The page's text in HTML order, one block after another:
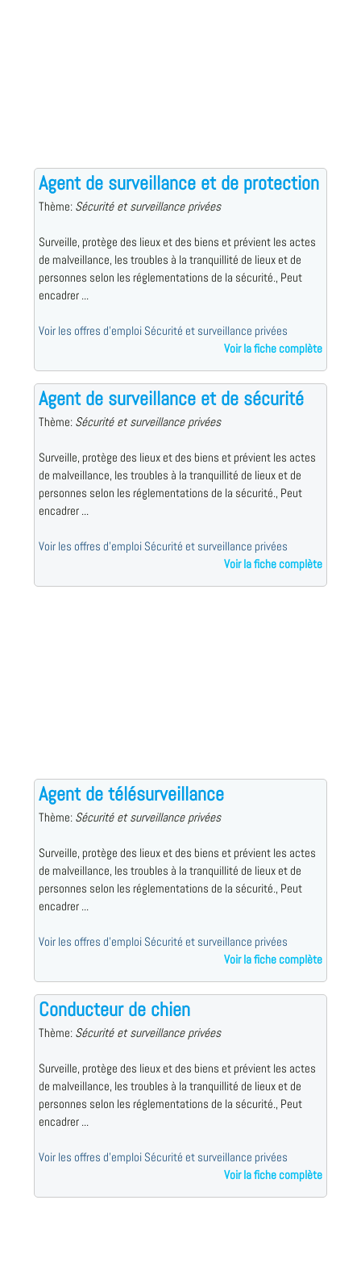
Agent de surveillance et de protection
Thème: Sécurité et surveillance privées
Surveille, protège des lieux et des biens et prévient les actes
de malveillance, les troubles à la tranquillité de lieux et de
personnes selon les réglementations de la sécurité., Peut
encadrer ...
Voir les offres d'emploi Sécurité et surveillance privées
Voir la fiche complète
Agent de surveillance et de sécurité
Thème: Sécurité et surveillance privées
Surveille, protège des lieux et des biens et prévient les actes
de malveillance, les troubles à la tranquillité de lieux et de
personnes selon les réglementations de la sécurité., Peut
encadrer ...
Voir les offres d'emploi Sécurité et surveillance privées
Voir la fiche complète
Agent de télésurveillance
Thème: Sécurité et surveillance privées
Surveille, protège des lieux et des biens et prévient les actes
de malveillance, les troubles à la tranquillité de lieux et de
personnes selon les réglementations de la sécurité., Peut
encadrer ...
Voir les offres d'emploi Sécurité et surveillance privées
Voir la fiche complète
Conducteur de chien
Thème: Sécurité et surveillance privées
Surveille, protège des lieux et des biens et prévient les actes
de malveillance, les troubles à la tranquillité de lieux et de
personnes selon les réglementations de la sécurité., Peut
encadrer ...
Voir les offres d'emploi Sécurité et surveillance privées
Voir la fiche complète